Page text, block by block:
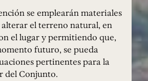
se emplearán materiales
el terreno natural, en
el lugar y permitiendo que,
futuro, se pueda
pertinentes para la
del Conjunto.